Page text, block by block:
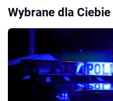
Wybrane dla Ciebie